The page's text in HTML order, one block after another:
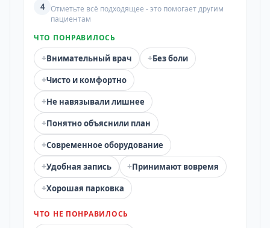
4
Отметьте всё подходящее - это помогает другим
пациентам
ЧТО ПОНРАВИЛОСЬ
+Внимательный врач +Без боли
+Чисто и комфортно
+Не навязывали лишнее
+Понятно объяснили план
+Современное оборудование
+Удобная запись +Принимают вовремя
+Хорошая парковка
ЧТО НЕ ПОНРАВИЛОСЬ